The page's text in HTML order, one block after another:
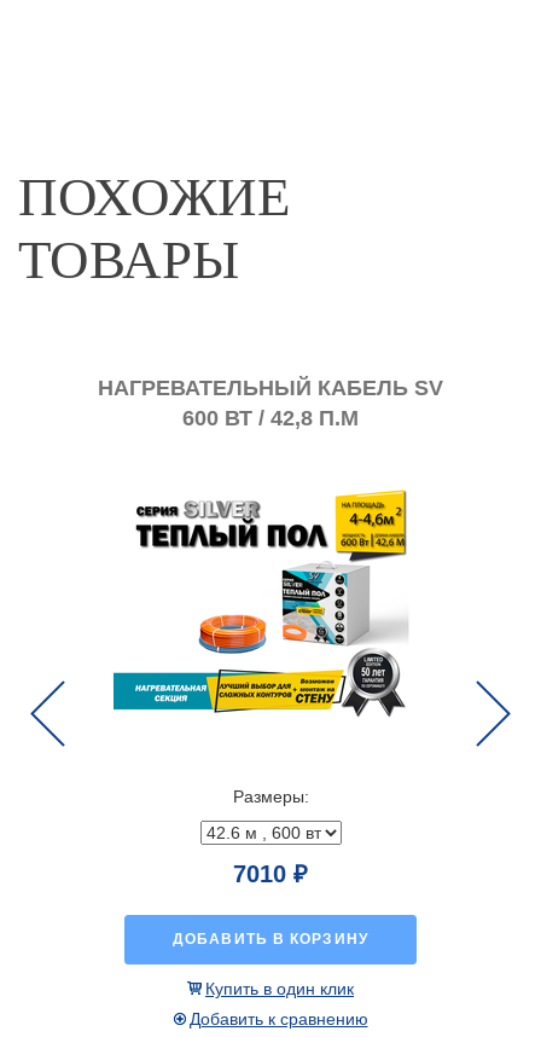
ПОХОЖИЕ
ТОВАРЫ
НАГРЕВАТЕЛЬНЫЙ КАБЕЛЬ SV
600 ВТ / 42,8 П.М
Размеры:
7010 ₽
ДОБАВИТЬ В КОРЗИНУ
Купить в один клик
Добавить к сравнению